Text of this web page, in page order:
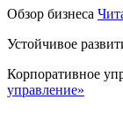
Обзор бизнеса
Устойчивое
Корпоративное
управление»